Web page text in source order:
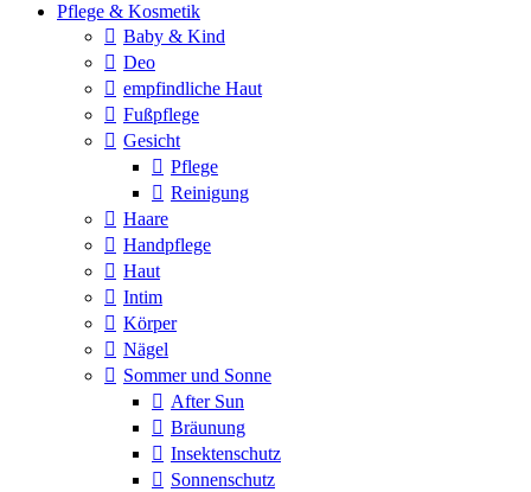
Pflege & Kosmetik
Baby & Kind
Deo
empfindliche Haut
Fußpflege
Gesicht
Pflege
Reinigung
Haare
Handpflege
Haut
Intim
Körper
Nägel
Sommer und Sonne
After Sun
Bräunung
Insektenschutz
Sonnenschutz